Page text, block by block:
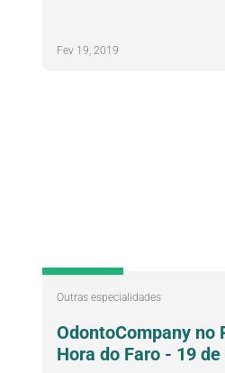
Fev 19, 2019
Outras especialidades
OdontoCompany no
Hora do Faro - 19